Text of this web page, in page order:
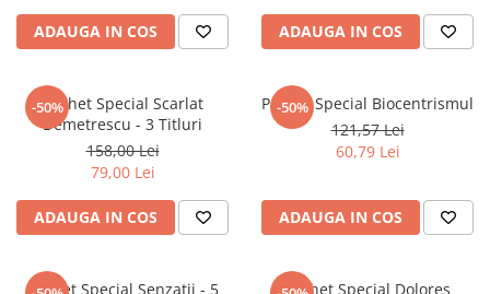
Dezvoltare personala
Enciclopedii
Legende istorice
Literatura Scolara
Elevi de 10 plus
Lecturi Scolare
ADAUGA IN COS ADAUGA IN COS
-50%
Pachet Special Scarlat
Demetrescu - 3 Titluri
158,00 Lei
79,00 Lei
ADAUGA IN COS
-50%
Pachet Special Biocentrismul
121,57 Lei
60,79 Lei
ADAUGA IN COS
Pachet Special Senzatii - 5
Pachet Special Dolores